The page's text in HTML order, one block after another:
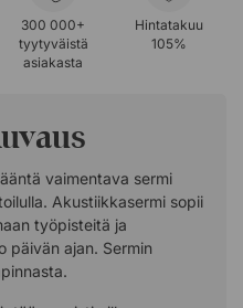
300 000+
tyytyväistä
asiakasta
Hintatakuu
105%
vaimentava sermi
Akustiikkasermi sopii
työpisteitä ja
päivän ajan. Sermin